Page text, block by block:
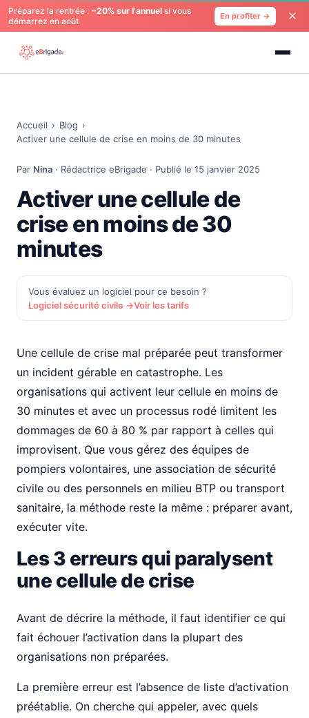
Préparez la rentrée : −20% sur l'annuel si vous
démarrez en août
En profiter →
Accueil › Blog ›
Activer une cellule de crise en moins de 30 minutes
Par Nina · Rédactrice eBrigade · Publié le 15 janvier 2025
Activer une cellule de
crise en moins de 30
minutes
Vous évaluez un logiciel pour ce besoin ?
Logiciel sécurité civile →Voir les tarifs
Une cellule de crise mal préparée peut transformer
un incident gérable en catastrophe. Les
organisations qui activent leur cellule en moins de
30 minutes et avec un processus rodé limitent les
dommages de 60 à 80 % par rapport à celles qui
improvisent. Que vous gérez des équipes de
pompiers volontaires, une association de sécurité
civile ou des personnels en milieu BTP ou transport
sanitaire, la méthode reste la même : préparer avant,
exécuter vite.
Les 3 erreurs qui paralysent
une cellule de crise
Avant de décrire la méthode, il faut identifier ce qui
fait échouer l’activation dans la plupart des
organisations non préparées.
La première erreur est l’absence de liste d’activation
préétablie. On cherche qui appeler, avec quels